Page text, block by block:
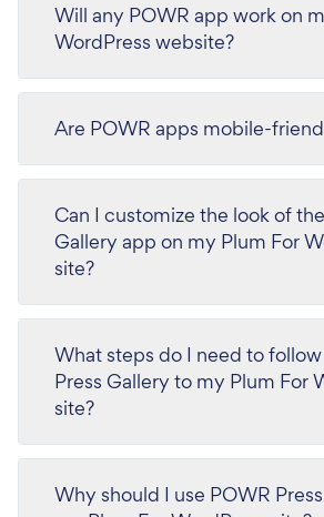
Will any POWR app work on
WordPress website?
Are POWR apps mobile-
Can I customize the look of
Gallery app on my Plum For
site?
What steps do I need to
Press Gallery to my Plum For
site?
Why should I use POWR